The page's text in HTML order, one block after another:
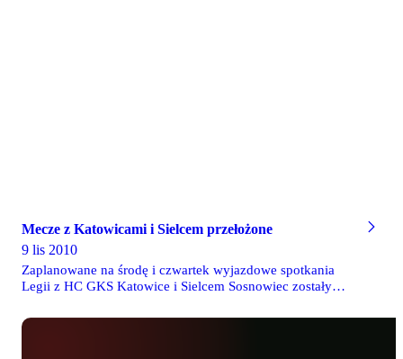
Mecze z Katowicami i Sielcem przełożone
9 lis 2010
Zaplanowane na środę i czwartek wyjazdowe spotkania
Legii z HC GKS Katowice i Sielcem Sosnowiec zostały
rozegrany 27 listopada, a z Sielcem dzień później.